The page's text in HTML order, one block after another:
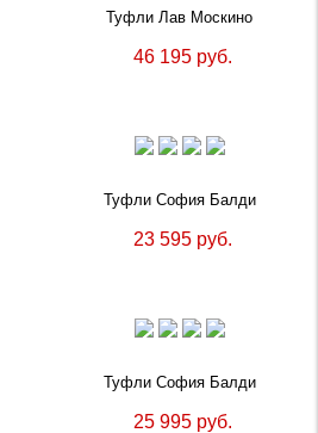
Туфли Лав Москино
46 195 руб.
Туфли София Балди
23 595 руб.
Туфли София Балди
25 995 руб.